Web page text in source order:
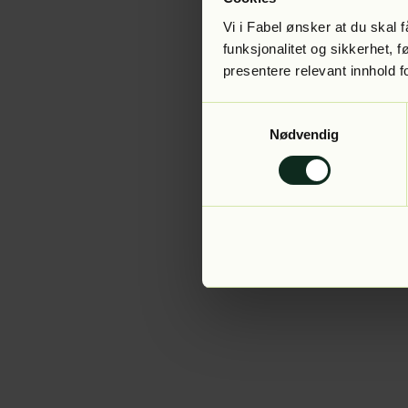
Vi i Fabel ønsker at du skal
funksjonalitet og sikkerhet,
presentere relevant innhold
Nødvendig
Application